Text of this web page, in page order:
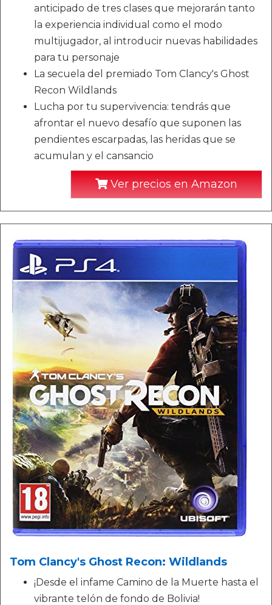
anticipado de tres clases que mejorarán tanto
la experiencia individual como el modo
multijugador, al introducir nuevas habilidades
para tu personaje
La secuela del premiado Tom Clancy's Ghost
Recon Wildlands
Lucha por tu supervivencia: tendrás que
afrontar el nuevo desafío que suponen las
pendientes escarpadas, las heridas que se
acumulan y el cansancio
Ver precios en Amazon
Tom Clancy's Ghost Recon: Wildlands
¡Desde el infame Camino de la Muerte hasta el
vibrante telón de fondo de Bolivia!